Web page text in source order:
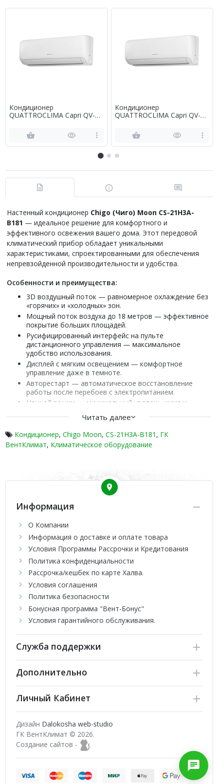
Кондиционер
QUATTROCLIMA Capri QV-
Кондиционер
QUATTROCLIMA Capri QV-
Настенный кондиционер Chigo (Чиго) Moon CS-21H3A-
B181 — идеальное решение для комфортного и
эффективного освежения вашего дома. Этот передовой
климатический прибор обладает уникальными
характеристиками, спроектированными для обеспечения
непревзойденной производительности и удобства.
Особенности и преимущества:
3D воздушный поток — равномерное охлаждение без
«горячих» и «холодных» зон.
Мощный поток воздуха до 18 метров — эффективное
покрытие больших площадей.
Русифицированный интерфейс на пульте
дистанционного управления — максимальное
удобство использования.
Дисплей с мягким освещением — комфортное
управление даже в темноте.
Авторестарт — автоматическое восстановление
работы после перебоев с электропитанием.
Ночной режим — минимальный уровень шума и
Автодиагностика — самодиагностика и отображение
ошибок для удобного обслуживания.
Таймер — программируйте включение и выключение
устройства для оптимизации энергопотребления.
воздуха.
Антикоррозийное покрытие теплообменника Gold Fin
— долгий срок службы и надежная защита от
коррозии.
температуры в помещении.
Серия 181 MOON On-Off является воплощением передовых
технологий и интеллектуальных решений в области
кондиционирования воздуха. Эстетически привлекательный
дизайн, надежность и удобство использования делают эту
серию оптимальным выбором для тех, кто стремится к
современному и экологически ответственному
кондиционированию воздуха. Откройте для себя новую эру
комфорта с серией 181 MOON On-Off от Chigo!
Читать далее
Кондиционер, Chigo Moon, CS-21H3A-B181 , ГК
ВентКлимат, Климатическое оборудование
Информация
О Компании
Информация о доставке и оплате товара
Условия Программы Рассрочки и Кредитования
Политика конфиденциальности
Рассрочка/кешбек по карте Халва.
Условия соглашения
Политика безопасности
Бонусная программа "Вент-Бонус"
Условия гарантийного обслуживания.
Служба поддержки
Дополнительно
Личный Кабинет
Дизайн Dalokosha web-studio
ГК ВентКлимат © 2026.
Создание сайтов -